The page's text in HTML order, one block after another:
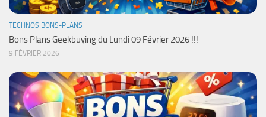
TECHNOS BONS-PLANS
Bons Plans Geekbuying du Lundi 09 Février 2026 !!!
9 FÉVRIER 2026